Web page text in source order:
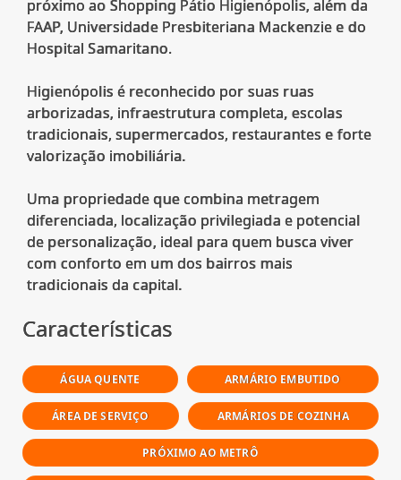
próximo ao Shopping Pátio Higienópolis, além da
FAAP, Universidade Presbiteriana Mackenzie e do
Hospital Samaritano.
Higienópolis é reconhecido por suas ruas
arborizadas, infraestrutura completa, escolas
tradicionais, supermercados, restaurantes e forte
valorização imobiliária.
Uma propriedade que combina metragem
diferenciada, localização privilegiada e potencial
de personalização, ideal para quem busca viver
com conforto em um dos bairros mais
Características
ÁGUA QUENTE ARMÁRIO EMBUTIDO
ÁREA DE SERVIÇO ARMÁRIOS DE COZINHA
PRÓXIMO AO METRÔ